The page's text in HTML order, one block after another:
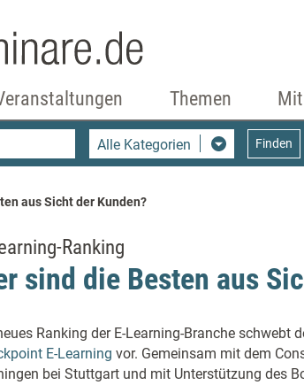
Themen
Alle Kategorien Finden
aus Sicht der Kunden?
Ranking
sind die Besten aus
Ranking der E-Learning-Branche schwebt
E-Learning vor. Gemeinsam mit dem
bei Stuttgart und mit Unterstützung des